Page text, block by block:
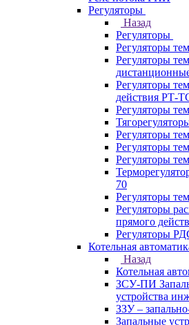
Регуляторы
Назад
Регуляторы
Регуляторы
Регуляторы
Регуляторы
действия РТ-
Регуляторы
Регуляторы
Регуляторы
Регуляторы
70
Регуляторы
Регуляторы
прямого
Регуляторы
Котельная
Назад
Котельная
ЗСУ-ПИ
устройства
ЗЗУ –
Запальные